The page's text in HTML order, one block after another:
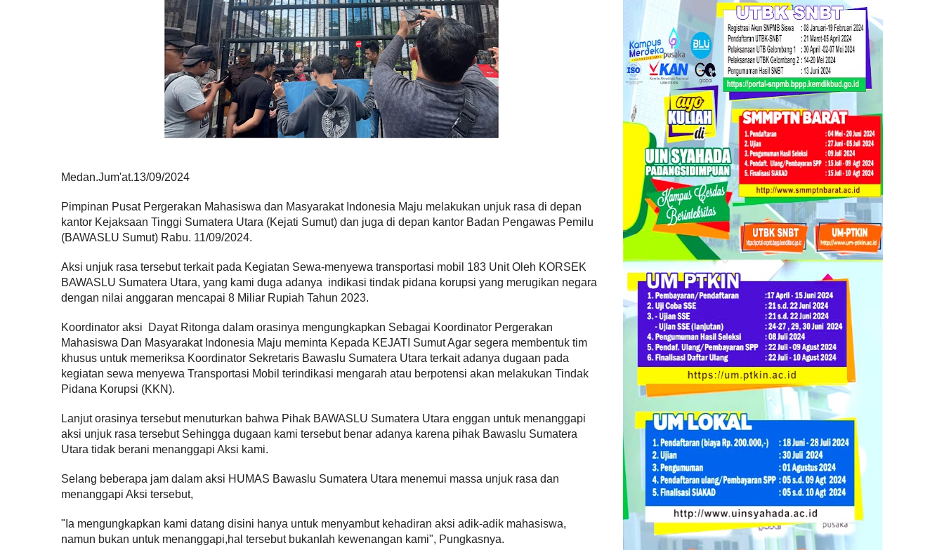
Medan.Jum'at.13/09/2024
Pimpinan Pusat Pergerakan Mahasiswa dan Masyarakat Indonesia Maju melakukan unjuk rasa di depan
kantor Kejaksaan Tinggi Sumatera Utara (Kejati Sumut) dan juga di depan kantor Badan Pengawas Pemilu
(BAWASLU Sumut) Rabu. 11/09/2024.
Aksi unjuk rasa tersebut terkait pada Kegiatan Sewa-menyewa transportasi mobil 183 Unit Oleh KORSEK
BAWASLU Sumatera Utara, yang kami duga adanya indikasi tindak pidana korupsi yang merugikan negara
dengan nilai anggaran mencapai 8 Miliar Rupiah Tahun 2023.
Koordinator aksi Dayat Ritonga dalam orasinya mengungkapkan Sebagai Koordinator Pergerakan
Mahasiswa Dan Masyarakat Indonesia Maju meminta Kepada KEJATI Sumut Agar segera membentuk tim
khusus untuk memeriksa Koordinator Sekretaris Bawaslu Sumatera Utara terkait adanya dugaan pada
kegiatan sewa menyewa Transportasi Mobil terindikasi mengarah atau berpotensi akan melakukan Tindak
Pidana Korupsi (KKN).
Lanjut orasinya tersebut menuturkan bahwa Pihak BAWASLU Sumatera Utara enggan untuk menanggapi
aksi unjuk rasa tersebut Sehingga dugaan kami tersebut benar adanya karena pihak Bawaslu Sumatera
Utara tidak berani menanggapi Aksi kami.
Selang beberapa jam dalam aksi HUMAS Bawaslu Sumatera Utara menemui massa unjuk rasa dan
menanggapi Aksi tersebut,
"Ia mengungkapkan kami datang disini hanya untuk menyambut kehadiran aksi adik-adik mahasiswa,
namun bukan untuk menanggapi,hal tersebut bukanlah kewenangan kami", Pungkasnya.